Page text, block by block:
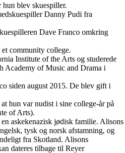
blev skuespiller.
Danny Pudi fra
Dave Franco omkring
community college.
Institute of the Arts og studerede
Academy of Music and Drama i
siden august 2015. De blev gift i
hun var nudist i sine college-år på
of Arts).
askekenazisk jødisk familie. Alisons
tysk og norsk afstamning, og
fra Skotland. Alisons
dateres tilbage til Reyer